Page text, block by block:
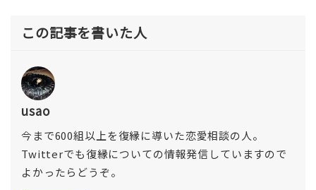
この記事を書いた人
usao
今まで600組以上を復縁に導いた恋愛相談の人。
Twitterでも復縁についての情報発信していますので
よかったらどうぞ。